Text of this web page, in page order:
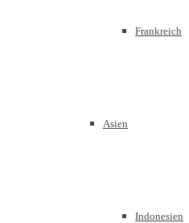
Frankreich
Asien
Indonesien